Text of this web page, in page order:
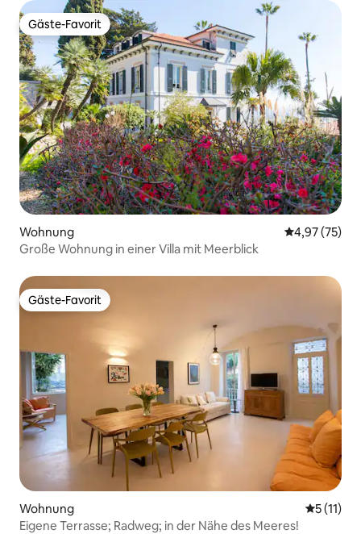
Gäste-Favorit
Gäste-Favorit
Wohnung
4,97 (75)
Große Wohnung in einer Villa mit Meerblick
Gäste-Favorit
Gäste-Favorit
Wohnung
5 (11)
Eigene Terrasse; Radweg; in der Nähe des Meeres!